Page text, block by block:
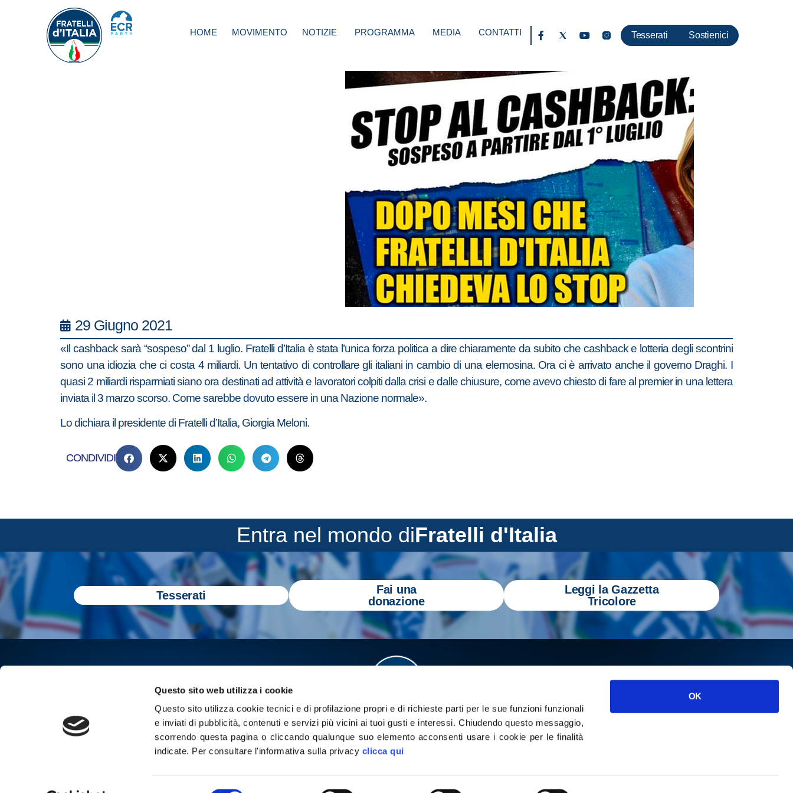
Questo sito web utilizza i cookie
Questo sito utilizza cookie tecnici e di profilazione propri e di richieste parti per le sue funzioni funzionali
e inviati di pubblicità, contenuti e servizi più vicini ai tuoi gusti e interessi.Chiudendo questo messaggio,
scorrendo questa pagina o cliccando qualunque suo elemento acconsenti usare i cookie per le finalità
indicate. Per consultare l'informativa sulla privacy clicca qui
OK
HOME MOVIMENTO NOTIZIE PROGRAMMA MEDIA CONTATTI Tesserati Sostienici
29 Giugno 2021
«Il cashback sarà “sospeso” dal 1 luglio. Fratelli d’Italia è stata l’unica forza politica a dire chiaramente da subito che cashback e lotteria degli scontrini
sono una idiozia che ci costa 4 miliardi. Un tentativo di controllare gli italiani in cambio di una elemosina. Ora ci è arrivato anche il governo Draghi. I
quasi 2 miliardi risparmiati siano ora destinati ad attività e lavoratori colpiti dalla crisi e dalle chiusure, come avevo chiesto di fare al premier in una lettera
inviata il 3 marzo scorso. Come sarebbe dovuto essere in una Nazione normale».
Lo dichiara il presidente di Fratelli d’Italia, Giorgia Meloni.
CONDIVIDI
Entra nel mondo diFratelli d'Italia
Tesserati
Fai una
donazione
Leggi la Gazzetta
Tricolore
Gazzetta Tricolore per tenerti aggiornato